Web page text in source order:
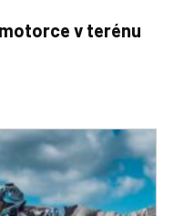
v terénu